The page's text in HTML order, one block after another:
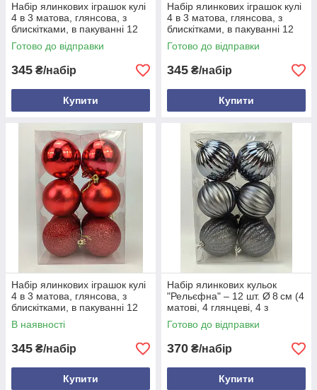
Набір ялинкових іграшок кулі
4 в 3 матова, глянсова, з
блискітками, в пакуванні 12
штук, d 8 см, пластик
Фіолетовий
Готово до відправки
345 ₴/набір
Купити
Набір ялинкових іграшок кулі
4 в 3 матова, глянсова, з
блискітками, в пакуванні 12
штук, d 8 см, пластик
Малиновий
Готово до відправки
345 ₴/набір
Купити
Набір ялинкових іграшок кулі
4 в 3 матова, глянсова, з
блискітками, в пакуванні 12
штук, d 8 см, пластик
В наявності
345 ₴/набір
Купити
Набір ялинкових кульок
"Рельєфна" – 12 шт. Ø 8 см (4
матові, 4 глянцеві, 4 з
блискітками), пластик,
рельєф, тубус Графітовий
Готово до відправки
370 ₴/набір
Купити